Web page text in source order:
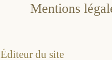
Mentions
Éditeur du site